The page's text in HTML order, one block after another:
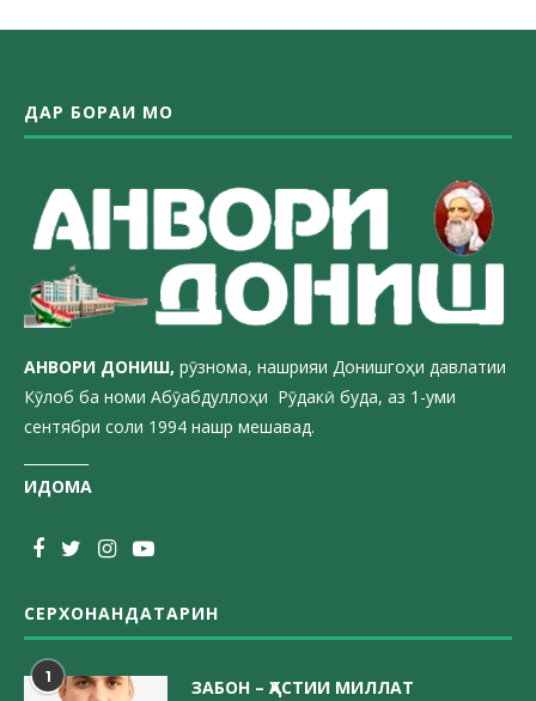
ДАР БОРАИ МО
АНВОРИ ДОНИШ, рӯзнома, нашрияи Донишгоҳи давлатии
Кӯлоб ба номи Абӯабдуллоҳи Рӯдакӣ буда, аз 1-уми
сентябри соли 1994 нашр мешавад.
ИДОМА
СЕРХОНАНДАТАРИН
1 ЗАБОН – ҲАСТИИ МИЛЛАТ